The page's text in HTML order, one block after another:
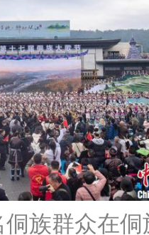
侗族群众在侗